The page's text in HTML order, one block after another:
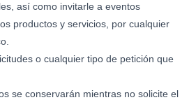
así como invitarle a eventos
productos y servicios, por cualquier
o cualquier tipo de petición que
se conservarán mientras no solicite el